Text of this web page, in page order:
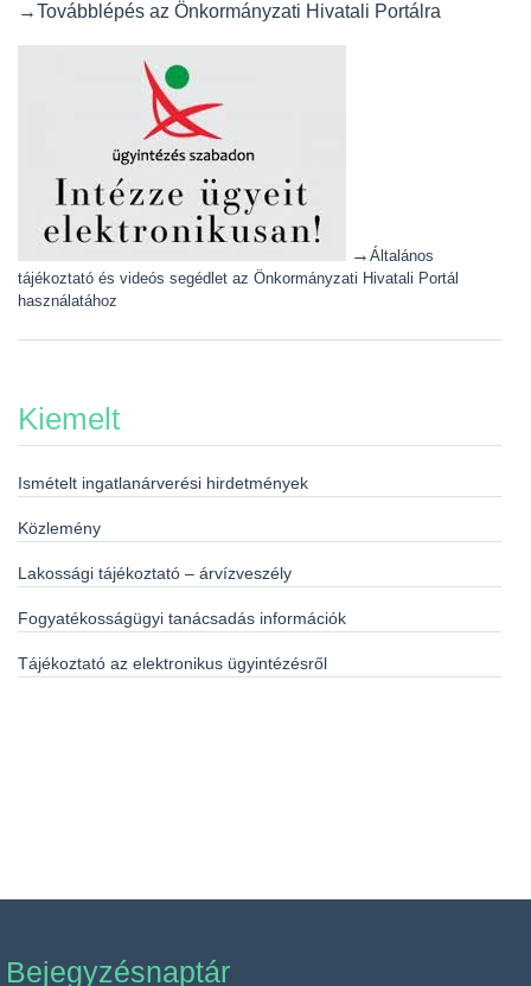
→Továbblépés az Önkormányzati Hivatali Portálra
→ Általános
tájékoztató és videós segédlet az Önkormányzati Hivatali Portál
használatához
Kiemelt
Ismételt ingatlanárverési hirdetmények
Közlemény
Lakossági tájékoztató – árvízveszély
Fogyatékosságügyi tanácsadás információk
Tájékoztató az elektronikus ügyintézésről
Bejegyzésnaptár